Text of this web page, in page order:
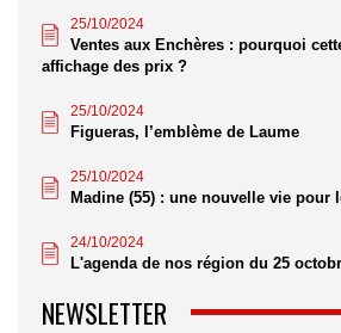
25/10/2024
Ventes aux Enchères : pourquoi
affichage des prix ?
25/10/2024
Figueras, l’emblème de Laume
25/10/2024
Madine (55) : une nouvelle vie pour
24/10/2024
L'agenda de nos région du 25
NEWSLETTER